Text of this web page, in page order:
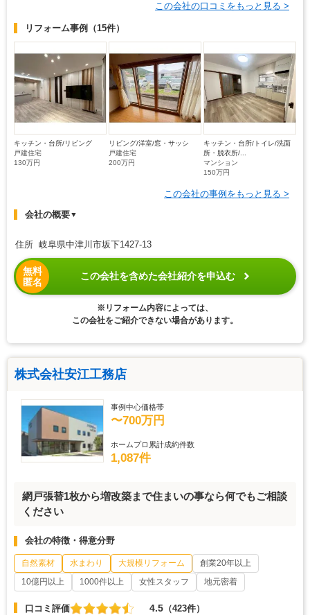
この会社の口コミをもっと見る >
リフォーム事例 （15件）
キッチン・台所/リビング
戸建住宅
130万円
リビング/洋室/窓・サッシ
戸建住宅
200万円
キッチン・台所/トイレ/洗面
所・脱衣所/...
マンション
150万円
この会社の事例をもっと見る >
会社の概要▼
住所 岐阜県中津川市坂下1427-13
無料
匿名
この会社を含めた会社紹介を申込む
※リフォーム内容によっては、
この会社をご紹介できない場合があります。
株式会社安江工務店
事例中心価格帯
〜700万円
ホームプロ累計成約件数
1,087件
網戸張替1枚から増改築まで住まいの事なら何でもご相談
ください
会社の特徴・得意分野
自然素材 水まわり 大規模リフォーム
創業20年以上
10億円以上
1000件以上 女性スタッフ 地元密着
口コミ評価 4.5 （423件）